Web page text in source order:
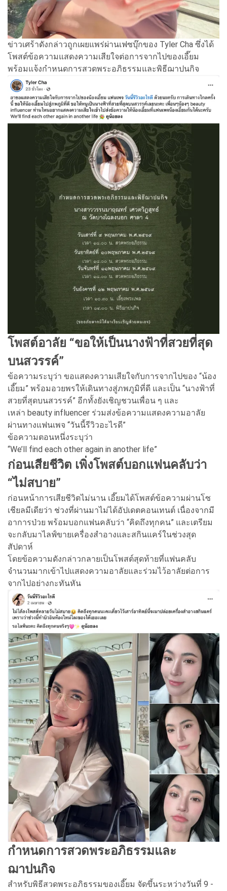
ข่าวเศร้าดังกล่าวถูกเผยแพร่ผ่านเฟซบุ๊กของ Tyler Cha ซึ่งได้
โพสต์ข้อความแสดงความเสียใจต่อการจากไปของเอี๊ยม
พร้อมแจ้งกำหนดการสวดพระอภิธรรมและพิธีฌาปนกิจ
โพสต์อาลัย “ขอให้เป็นนางฟ้าที่สวยที่สุด
บนสวรรค์”
ข้อความระบุว่า ขอแสดงความเสียใจกับการจากไปของ “น้อง
เอี๊ยม” พร้อมอวยพรให้เดินทางสู่ภพภูมิที่ดี และเป็น “นางฟ้าที่
สวยที่สุดบนสวรรค์” อีกทั้งยังเชิญชวนเพื่อน ๆ และ
เหล่า beauty influencer ร่วมส่งข้อความแสดงความอาลัย
ผ่านทางแฟนเพจ “วันนี้รีวิวอะไรดี”
ข้อความตอนหนึ่งระบุว่า
“We’ll find each other again in another life”
ก่อนเสียชีวิต เพิ่งโพสต์บอกแฟนคลับว่า
“ไม่สบาย”
ก่อนหน้าการเสียชีวิตไม่นาน เอี๊ยมได้โพสต์ข้อความผ่านโซ
เชียลมีเดียว่า ช่วงที่ผ่านมาไม่ได้อัปเดตคอนเทนต์ เนื่องจากมี
อาการป่วย พร้อมบอกแฟนคลับว่า “คิดถึงทุกคน” และเตรียม
จะกลับมาไลฟ์ขายเครื่องสำอางและสกินแคร์ในช่วงสุด
สัปดาห์
โดยข้อความดังกล่าวกลายเป็นโพสต์สุดท้ายที่แฟนคลับ
จำนวนมากเข้าไปแสดงความอาลัยและร่วมไว้อาลัยต่อการ
จากไปอย่างกะทันหัน
กำหนดการสวดพระอภิธรรมและ
ฌาปนกิจ
สำหรับพิธีสวดพระอภิธรรมของเอี๊ยม จัดขึ้นระหว่างวันที่ 9 -